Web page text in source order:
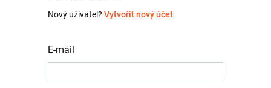
Nový uživatel? Vytvořit nový účet
E-mail